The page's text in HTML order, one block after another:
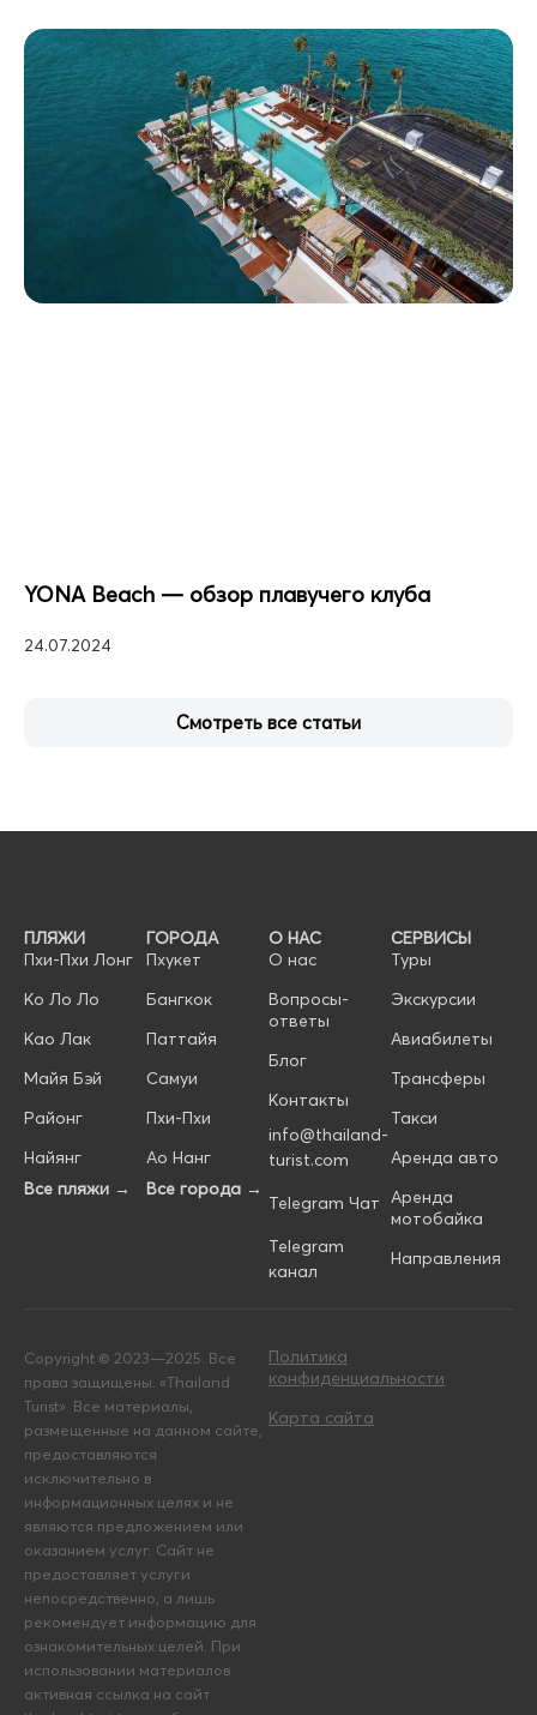
YONA Beach — обзор плавучего клуба
24.07.2024
Смотреть все статьи
ПЛЯЖИ
Пхи-Пхи Лонг
Ко Ло Ло
Као Лак
Майя Бэй
Районг
Найянг
Все пляжи →
ГОРОДА
Пхукет
Бангкок
Паттайя
Самуи
Пхи-Пхи
Ао Нанг
Все города →
О НАС
О нас
Вопросы-
ответы
Блог
Контакты
info@thailand-
turist.com
Telegram Чат
Telegram
СЕРВИСЫ
Туры
Экскурсии
Авиабилеты
Трансферы
Такси
Аренда авто
Аренда
мотобайка
Направления
Copyright © 2023—2025. Все
права защищены. «Thailand
Turist». Все материалы,
размещенные на данном сайте,
информационных целях и не
оказанием услуг. Сайт не
рекомендует информацию для
ознакомительных целей. При
активная ссылка на сайт
thailand-turist.com обязательна.
Политика
конфиденциальности
Карта сайта